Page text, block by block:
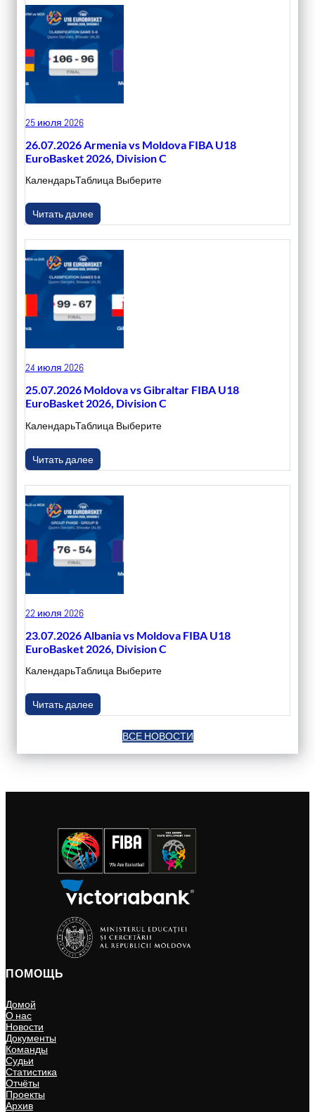
25 июля 2026
26.07.2026 Armenia vs Moldova FIBA U18
EuroBasket 2026, Division C
КалендарьТаблица Выберите
Читать далее
24 июля 2026
25.07.2026 Moldova vs Gibraltar FIBA U18
EuroBasket 2026, Division C
КалендарьТаблица Выберите
Читать далее
22 июля 2026
23.07.2026 Albania vs Moldova FIBA U18
EuroBasket 2026, Division C
КалендарьТаблица Выберите
Читать далее
ВСЕ НОВОСТИ
ПОМОЩЬ
Домой
О нас
Новости
Документы
Команды
Судьи
Статистика
Отчёты
Проекты
Архив